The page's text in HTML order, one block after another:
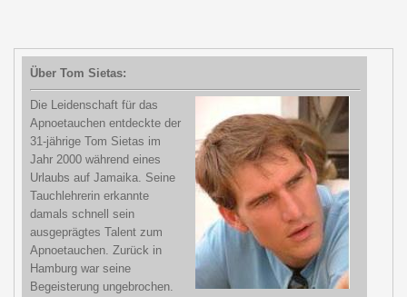
Über Tom Sietas:
Die Leidenschaft für das
Apnoetauchen entdeckte der
31-jährige Tom Sietas im
Jahr 2000 während eines
Urlaubs auf Jamaika. Seine
Tauchlehrerin erkannte
damals schnell sein
ausgeprägtes Talent zum
Apnoetauchen. Zurück in
Hamburg war seine
Begeisterung ungebrochen.